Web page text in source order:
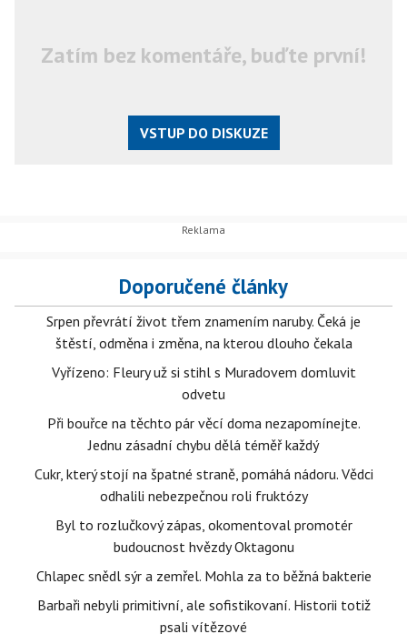
Zatím bez komentáře, buďte první!
VSTUP DO DISKUZE
Doporučené články
Srpen převrátí život třem znamením naruby. Čeká je
štěstí, odměna i změna, na kterou dlouho čekala
Vyřízeno: Fleury už si stihl s Muradovem domluvit
odvetu
Při bouřce na těchto pár věcí doma nezapomínejte.
Jednu zásadní chybu dělá téměř každý
Cukr, který stojí na špatné straně, pomáhá nádoru. Vědci
odhalili nebezpečnou roli fruktózy
Byl to rozlučkový zápas, okomentoval promotér
budoucnost hvězdy Oktagonu
Chlapec snědl sýr a zemřel. Mohla za to běžná bakterie
Barbaři nebyli primitivní, ale sofistikovaní. Historii totiž
psali vítězové